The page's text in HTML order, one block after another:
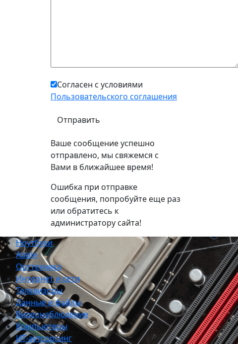
Согласен с условиями
Пользовательского соглашения
Ваше сообщение успешно
отправлено, мы свяжемся с
Вами в ближайшее время!
Ошибка при отправке
сообщения, попробуйте еще раз
или обратитесь к
администратору сайта!
Ноутбуки
Apple
Оргтехника
Интернет и сети
Телевизоры
Данные и файлы
Видеонаблюдение
Компьютеры
ИТ-аутсорсинг